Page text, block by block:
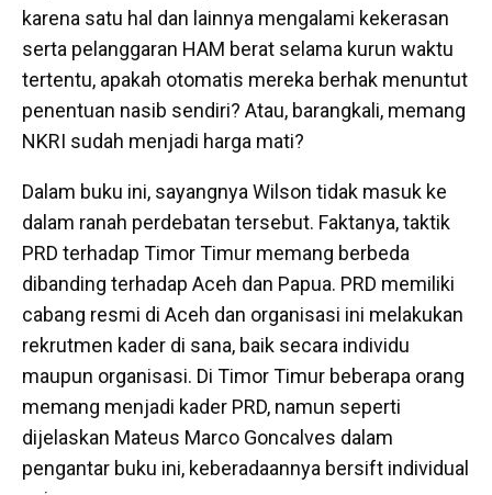
karena satu hal dan lainnya mengalami kekerasan
serta pelanggaran HAM berat selama kurun waktu
tertentu, apakah otomatis mereka berhak menuntut
penentuan nasib sendiri? Atau, barangkali, memang
NKRI sudah menjadi harga mati?
Dalam buku ini, sayangnya Wilson tidak masuk ke
dalam ranah perdebatan tersebut. Faktanya, taktik
PRD terhadap Timor Timur memang berbeda
dibanding terhadap Aceh dan Papua. PRD memiliki
cabang resmi di Aceh dan organisasi ini melakukan
rekrutmen kader di sana, baik secara individu
maupun organisasi. Di Timor Timur beberapa orang
memang menjadi kader PRD, namun seperti
dijelaskan Mateus Marco Goncalves dalam
pengantar buku ini, keberadaannya bersift individual